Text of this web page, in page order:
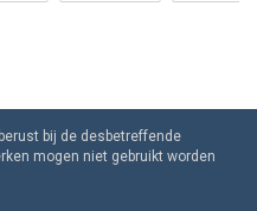
bij de desbetreffende
mogen niet gebruikt worden